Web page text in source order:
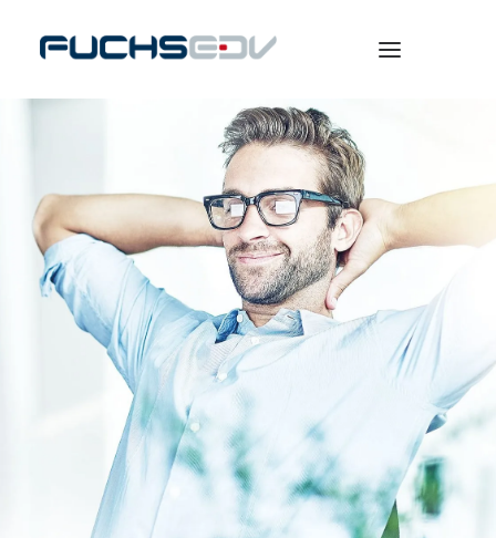
ONLINESHOP
BERATUNG
NEWS
UNTERNEHMEN
KARRIERE
SEARCH